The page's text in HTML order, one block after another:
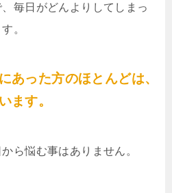
毎日がどんよりしてしまっ
。
あった方のほとんどは、
ます。
ら悩む事はありません。